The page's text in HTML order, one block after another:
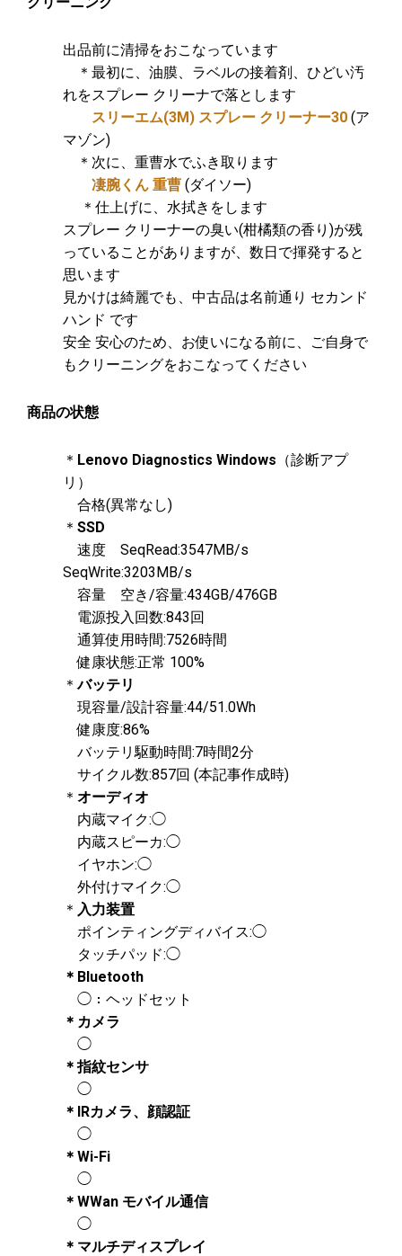
出品前に清掃をおこなっています
＊最初に、油膜、ラベルの接着剤、ひどい汚
れをスプレー クリーナで落とします
スリーエム(3M) スプレー クリーナー30 (ア
マゾン)
＊次に、重曹水でふき取ります
凄腕くん 重曹 (ダイソー)
＊仕上げに、水拭きをします
スプレー クリーナーの臭い(柑橘類の香り)が残
っていることがありますが、数日で揮発すると
思います
見かけは綺麗でも、中古品は名前通り セカンド
ハンド です
安全 安心のため、お使いになる前に、ご自身で
もクリーニングをおこなってください
商品の状態
＊ Lenovo Diagnostics Windows （診断アプ
リ）
合格(異常なし)
＊ SSD
速度 SeqRead:3547MB/s
SeqWrite:3203MB/s
容量 空き/容量:434GB/476GB
電源投入回数:843回
通算使用時間:7526時間
健康状態:正常 100%
＊バッテリ
現容量/設計容量:44/51.0Wh
健康度:86%
バッテリ駆動時間:7時間2分
サイクル数:857回 (本記事作成時)
＊ オーディオ
内蔵マイク:◯
内蔵スピーカ:◯
イヤホン:◯
外付けマイク:◯
＊ 入力装置
ポインティングディバイス:◯
タッチパッド:◯
＊Bluetooth
◯：ヘッドセット
＊カメラ
◯
＊指紋センサ
◯
＊IRカメラ、顔認証
◯
＊Wi-Fi
◯
＊WWan モバイル通信
◯
＊マルチディスプレイ